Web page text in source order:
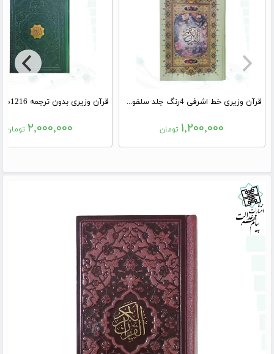
قرآن وزیری خط اشرفی 4رنگ جلد سلفون بدون قاب
۱,۲۰۰,۰۰۰ تومان ۲,۰۰۰,۰۰۰ تومان